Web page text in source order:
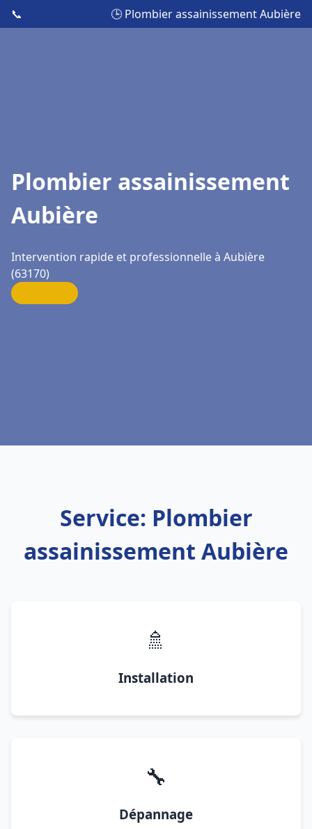
📞 🕒 Plombier assainissement Aubière
Plombier assainissement
Aubière
Intervention rapide et professionnelle à Aubière
(63170)
Service: Plombier
assainissement Aubière
🚿
Installation
🔧
Dépannage